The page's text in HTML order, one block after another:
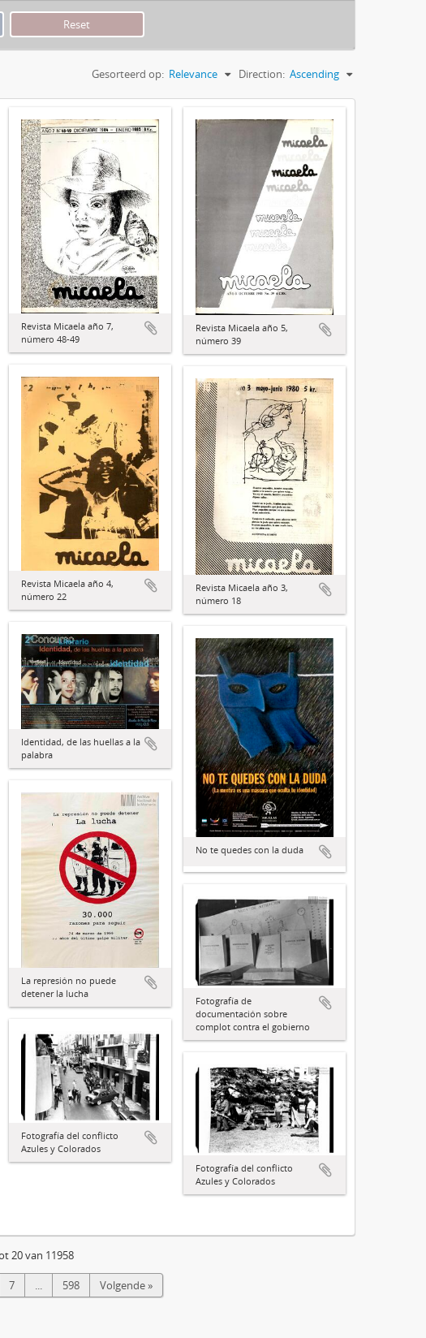
Gesorteerd op: Relevance Direction: Ascending
Revista Micaela año 7,
número 48-49
Revista Micaela año 5,
número 39
Revista Micaela año 4,
número 22
Revista Micaela año 3,
número 18
Identidad, de las huellas a la
palabra
No te quedes con la duda
La represión no puede
detener la lucha
Fotografía de
documentación sobre
complot contra el gobierno
Fotografía del conflicto
Azules y Colorados
Fotografía del conflicto
Azules y Colorados
20 van 11958
7 ... 598 Volgende »